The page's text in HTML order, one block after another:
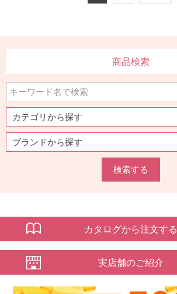
商品検索
検索する
カタログから注文する
実店舗のご紹介